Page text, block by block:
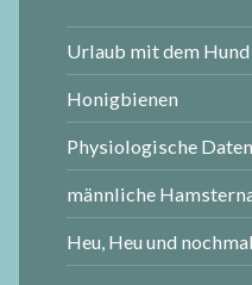
Urlaub mit dem Hund
Honigbienen
Physiologische
männliche
Heu, Heu und